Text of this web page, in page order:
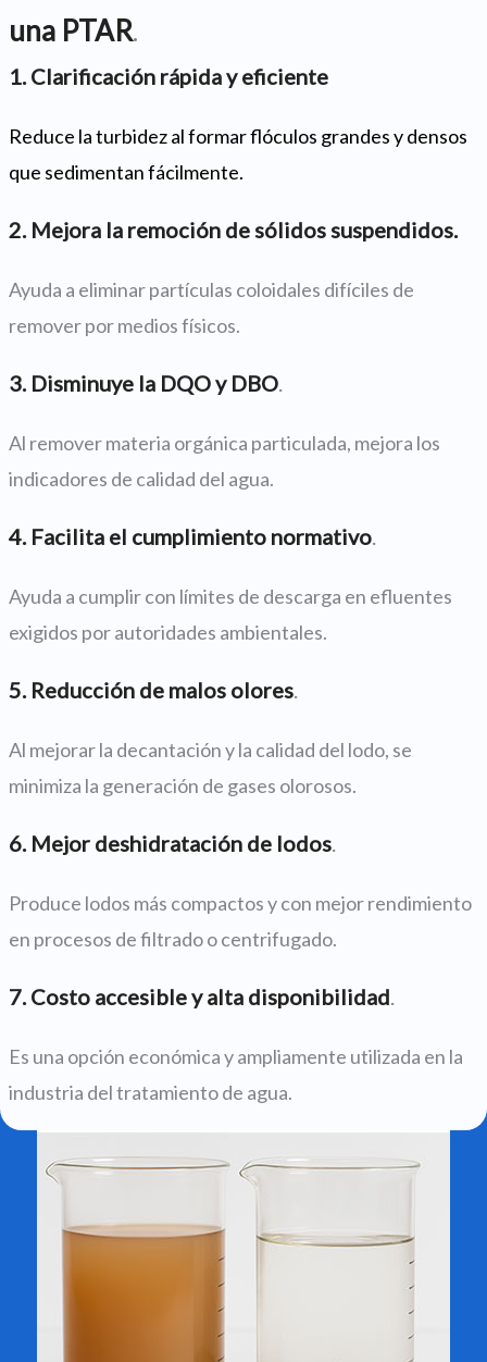
una PTAR.
1. Clarificación rápida y eficiente
Reduce la turbidez al formar flóculos grandes y densos
que sedimentan fácilmente.
2. Mejora la remoción de sólidos suspendidos.
Ayuda a eliminar partículas coloidales difíciles de
remover por medios físicos.
3. Disminuye la DQO y DBO.
Al remover materia orgánica particulada, mejora los
indicadores de calidad del agua.
4. Facilita el cumplimiento normativo.
Ayuda a cumplir con límites de descarga en efluentes
exigidos por autoridades ambientales.
5. Reducción de malos olores.
Al mejorar la decantación y la calidad del lodo, se
minimiza la generación de gases olorosos.
6. Mejor deshidratación de lodos.
Produce lodos más compactos y con mejor rendimiento
en procesos de filtrado o centrifugado.
7. Costo accesible y alta disponibilidad.
Es una opción económica y ampliamente utilizada en la
industria del tratamiento de agua.